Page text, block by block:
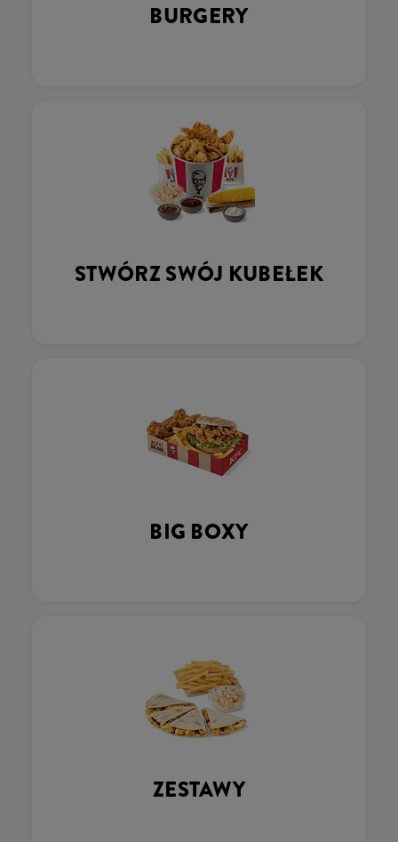
BURGERY
STWÓRZ SWÓJ KUBEŁEK
BIG BOXY
ZESTAWY